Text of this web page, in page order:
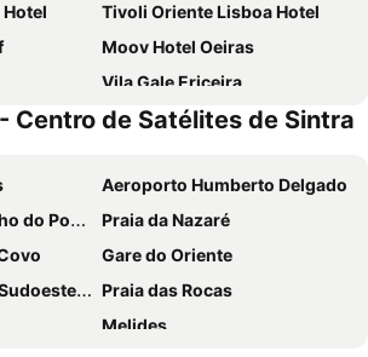
Tivoli Oriente Lisboa Hotel
Moov Hotel Oeiras
Vila Gale Ericeira
VIP Executive Zurique Hotel
Dolce CampoReal Lisboa
Hotel
Residencial Jardim Da Amadora
By Ihg
ibis Lisboa Parque das Naçoes
Eurostars Universal Lisboa
Stay Hotel Lisboa Aeroporto
Centro de Satélites de Sintra
Aeroporto Humberto Delgado
do Porto
Praia da Nazaré
Gare do Oriente
e Costa Vicentina
Praia das Rocas
Melides